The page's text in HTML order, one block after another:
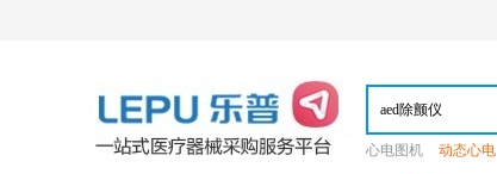
心电图机 动态心电